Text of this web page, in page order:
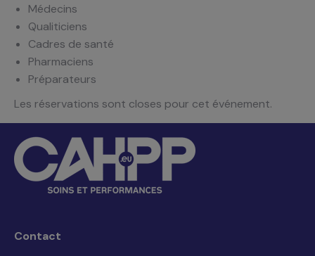
Médecins
Qualiticiens
Cadres de santé
Pharmaciens
Préparateurs
Les réservations sont closes pour cet événement.
Contact